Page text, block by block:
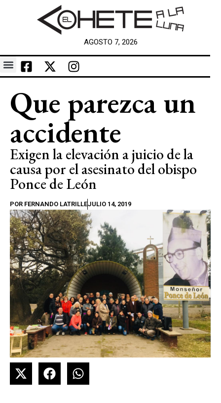
AGOSTO 7, 2026
Que parezca un
accidente
Exigen la elevación a juicio de la
causa por el asesinato del obispo
Ponce de León
POR FERNANDO LATRILLEJULIO 14, 2019